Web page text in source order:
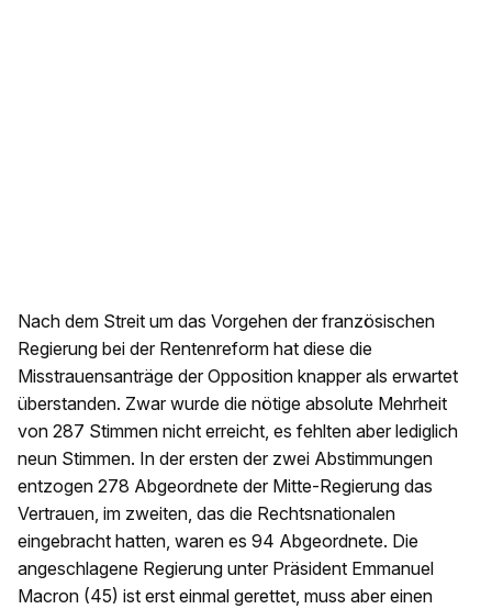
Nach dem Streit um das Vorgehen der französischen
Regierung bei der Rentenreform hat diese die
Misstrauensanträge der Opposition knapper als erwartet
überstanden. Zwar wurde die nötige absolute Mehrheit
von 287 Stimmen nicht erreicht, es fehlten aber lediglich
neun Stimmen. In der ersten der zwei Abstimmungen
entzogen 278 Abgeordnete der Mitte-Regierung das
Vertrauen, im zweiten, das die Rechtsnationalen
eingebracht hatten, waren es 94 Abgeordnete. Die
angeschlagene Regierung unter Präsident Emmanuel
Macron (45) ist erst einmal gerettet, muss aber einen